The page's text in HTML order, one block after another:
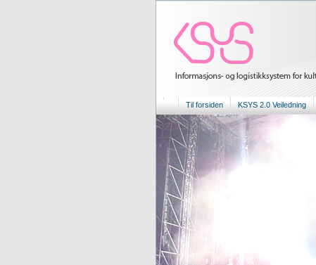
Til forsiden KSYS 2.0 Veiledning